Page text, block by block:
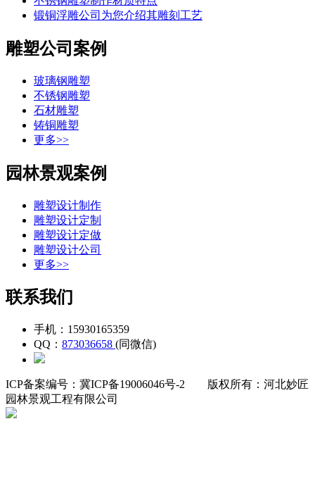
锻铜浮雕公司为您介绍其雕刻工艺
雕塑公司案例
玻璃钢雕塑
不锈钢雕塑
石材雕塑
铸铜雕塑
更多>>
园林景观案例
雕塑设计制作
雕塑设计定制
雕塑设计定做
雕塑设计公司
更多>>
联系我们
手机：15930165359
QQ： 873036658 (同微信)
ICP备案编号：冀ICP备19006046号-2
版权所有：河北妙匠
园林景观工程有限公司